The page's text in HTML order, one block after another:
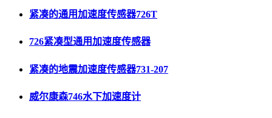
紧凑的通用加速度传感器726T
726紧凑型通用加速度传感器
紧凑的地震加速度传感器731-207
威尔康森746水下加速度计